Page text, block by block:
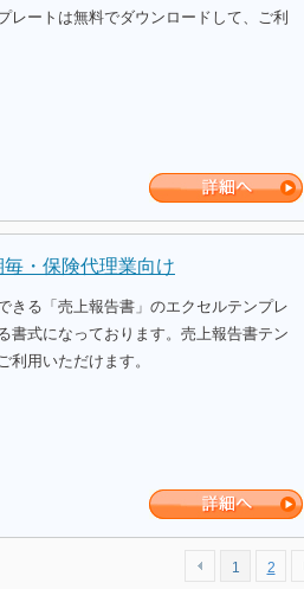
レートは無料でダウンロードして、ご利
・保険代理業向け
きる「売上報告書」のエクセルテンプレ
書式になっております。売上報告書テン
利用いただけます。
1 2